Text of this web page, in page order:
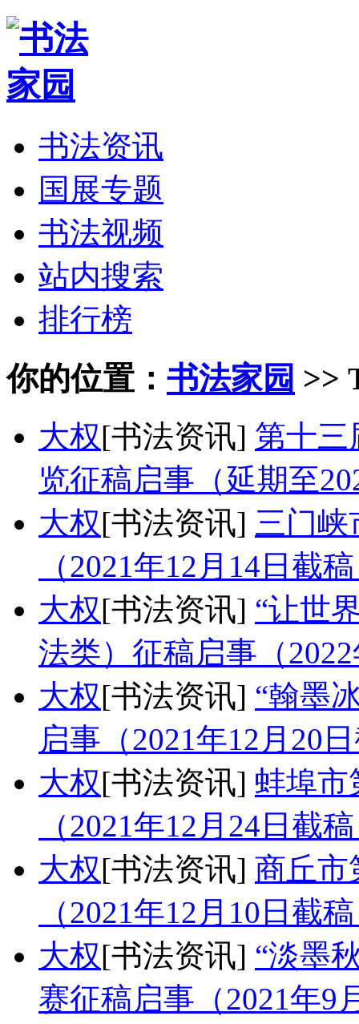
书法资讯
国展专题
书法视频
站内搜索
排行榜
你的位置： 书法家园 >>
大权[书法资讯] 第十三
览征稿启事（延期至
大权[书法资讯] 三门峡
（2021年12月14日截
大权[书法资讯] “让世
法类）征稿启事（
大权[书法资讯] “翰墨
启事（2021年12月20
大权[书法资讯] 蚌埠市
（2021年12月24日截
大权[书法资讯] 商丘市
（2021年12月10日截
大权[书法资讯] “淡墨
赛征稿启事（2021年9